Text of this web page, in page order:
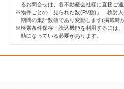
るお問合せは、各不動産会社様に直接ご連
※物件ごとの「見られた数(PV数)」「検討
期間の集計数値であり変動します(掲載時
※検索条件保存・読込機能を利用するには
効になっている必要があります。